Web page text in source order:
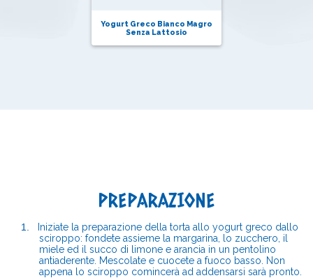
Yogurt Greco Bianco Magro
Senza Lattosio
PREPARAZIONE
1.
Iniziate la preparazione della torta allo yogurt greco dallo
sciroppo: fondete assieme la margarina, lo zucchero, il
miele ed il succo di limone e arancia in un pentolino
antiaderente. Mescolate e cuocete a fuoco basso. Non
appena lo sciroppo comincerà ad addensarsi sarà pronto.